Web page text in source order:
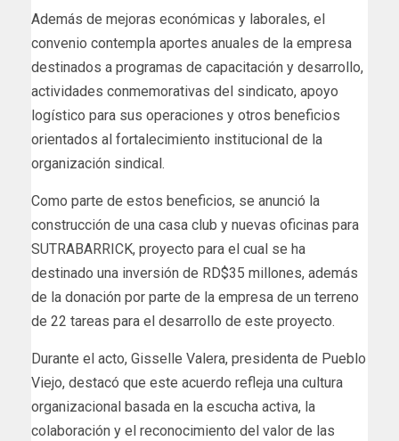
Además de mejoras económicas y laborales, el
convenio contempla aportes anuales de la empresa
destinados a programas de capacitación y desarrollo,
actividades conmemorativas del sindicato, apoyo
logístico para sus operaciones y otros beneficios
orientados al fortalecimiento institucional de la
organización sindical.
Como parte de estos beneficios, se anunció la
construcción de una casa club y nuevas oficinas para
SUTRABARRICK, proyecto para el cual se ha
destinado una inversión de RD$35 millones, además
de la donación por parte de la empresa de un terreno
de 22 tareas para el desarrollo de este proyecto.
Durante el acto, Gisselle Valera, presidenta de Pueblo
Viejo, destacó que este acuerdo refleja una cultura
organizacional basada en la escucha activa, la
colaboración y el reconocimiento del valor de las